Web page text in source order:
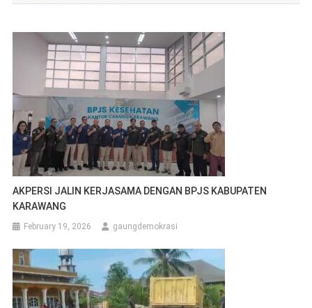
AKPERSI JALIN KERJASAMA DENGAN BPJS KABUPATEN
KARAWANG
February 19, 2026 gaungdemokrasi